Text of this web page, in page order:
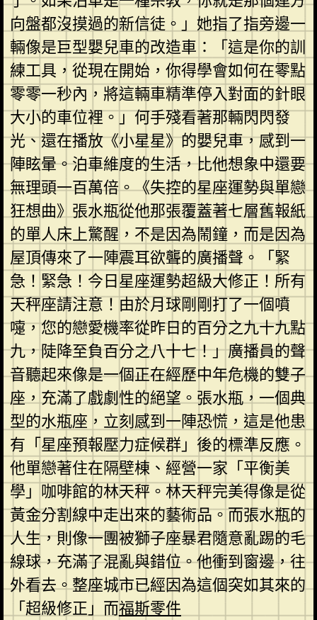
向盤都沒摸過的新信徒。」她指了指旁邊一
輛像是巨型嬰兒車的改造車：「這是你的訓
練工具，從現在開始，你得學會如何在零點
零零一秒內，將這輛車精準停入對面的針眼
大小的車位裡。」何手殘看著那輛閃閃發
光、還在播放《小星星》的嬰兒車，感到一
陣眩暈。泊車維度的生活，比他想象中還要
無理頭一百萬倍。《失控的星座運勢與單戀
狂想曲》張水瓶從他那張覆蓋著七層舊報紙
的單人床上驚醒，不是因為鬧鐘，而是因為
屋頂傳來了一陣震耳欲聾的廣播聲。「緊
急！緊急！今日星座運勢超級大修正！所有
天秤座請注意！由於月球剛剛打了一個噴
嚏，您的戀愛機率從昨日的百分之九十九點
九，陡降至負百分之八十七！」廣播員的聲
音聽起來像是一個正在經歷中年危機的雙子
座，充滿了戲劇性的絕望。張水瓶，一個典
型的水瓶座，立刻感到一陣恐慌，這是他患
有「星座預報壓力症候群」後的標準反應。
他單戀著住在隔壁棟、經營一家「平衡美
學」咖啡館的林天秤。林天秤完美得像是從
黃金分割線中走出來的藝術品。而張水瓶的
人生，則像一團被獅子座暴君隨意亂踢的毛
線球，充滿了混亂與錯位。他衝到窗邊，往
外看去。整座城市已經因為這個突如其來的
「超級修正」而福斯零件